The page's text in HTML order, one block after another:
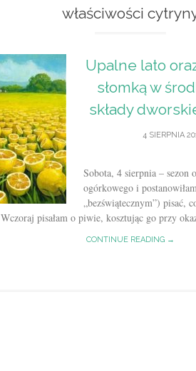
właściwości
Upalne lato
słomką w
składy
4 SIERPNIA
Sobota, 4 sierpnia – sezon
ogórkowego i
„bezświątecznym”) pisać,
Wczoraj pisałam o piwie, kosztując go przy
CONTINUE READING →